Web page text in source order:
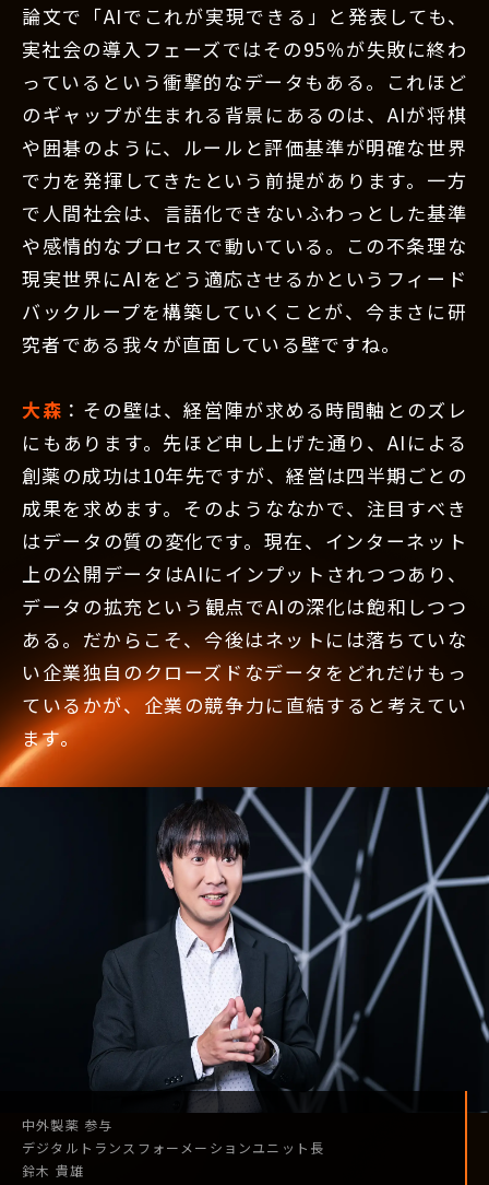
論文で「AIでこれが実現できる」と発表しても、
実社会の導入フェーズではその95％が失敗に終わ
っているという衝撃的なデータもある。これほど
のギャップが生まれる背景にあるのは、AIが将棋
や囲碁のように、ルールと評価基準が明確な世界
で力を発揮してきたという前提があります。一方
で人間社会は、言語化できないふわっとした基準
や感情的なプロセスで動いている。この不条理な
現実世界にAIをどう適応させるかというフィード
バックループを構築していくことが、今まさに研
究者である我々が直面している壁ですね。
大森 ：その壁は、経営陣が求める時間軸とのズレ
にもあります。先ほど申し上げた通り、AIによる
創薬の成功は10年先ですが、経営は四半期ごとの
成果を求めます。そのようななかで、注目すべき
はデータの質の変化です。現在、インターネット
上の公開データはAIにインプットされつつあり、
データの拡充という観点でAIの深化は飽和しつつ
ある。だからこそ、今後はネットには落ちていな
い企業独自のクローズドなデータをどれだけもっ
ているかが、企業の競争力に直結すると考えてい
ます。
中外製薬 参与
デジタル トランスフォーメーションユニット長
鈴木 貴雄